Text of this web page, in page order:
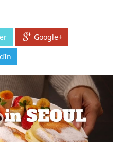
Google+